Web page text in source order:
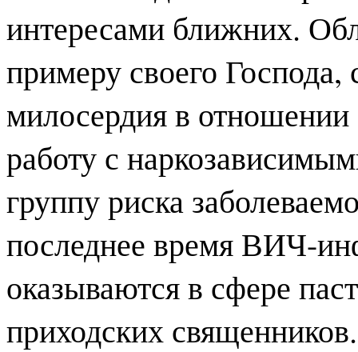
интересами ближних.
примеру своего
милосердия в
работу с
группу риска
последнее время ВИЧ-
оказываются в сфере
приходских священников.